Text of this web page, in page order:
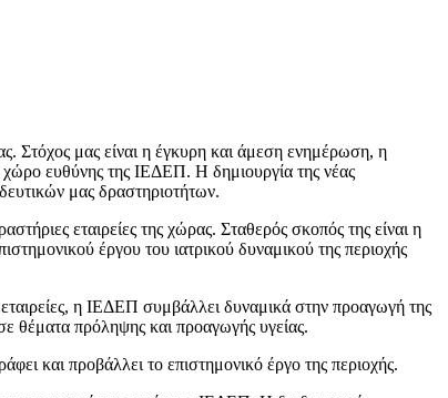
Στόχος μας είναι η έγκυρη και άμεση ενημέρωση, η
χώρο ευθύνης της ΙΕΔΕΠ. Η δημιουργία της νέας
μας δραστηριοτήτων.
εταιρείες της χώρας. Σταθερός σκοπός της είναι η
έργου του ιατρικού δυναμικού της περιοχής
η ΙΕΔΕΠ συμβάλλει δυναμικά στην προαγωγή της
θέματα πρόληψης και προαγωγής υγείας.
και προβάλλει το επιστημονικό έργο της περιοχής.